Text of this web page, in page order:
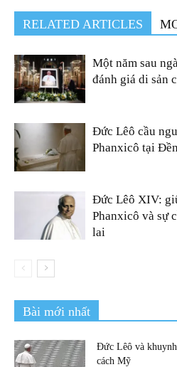
RELATED ARTICLES
Một năm sau
đánh giá di sản
Đức Lêô cầu
Phanxicô tại
Đức Lêô XIV:
Phanxicô và sự
lai
Bài mới nhất
Đức Lêô và
cách Mỹ